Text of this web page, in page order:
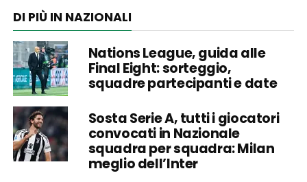
DI PIÙ IN NAZIONALI
Nations League, guida alle
Final Eight: sorteggio,
squadre partecipanti e date
Sosta Serie A, tutti i giocatori
convocati in Nazionale
squadra per squadra: Milan
meglio dell’Inter